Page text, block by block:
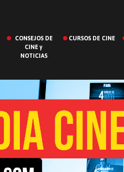
CONSEJOS DE
CINE y
NOTICIAS
CURSOS DE CINE